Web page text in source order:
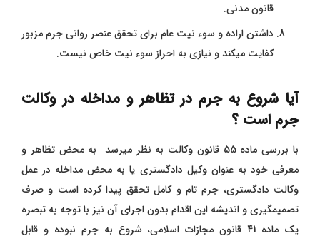
قانون مدنی.
داشتن اراده و سوء نیت عام برای تحقق عنصر روانی جرم مزبور
کفایت میکند و نیازی به احراز سوء نیت خاص نیست.
آیا شروع به جرم در تظاهر و مداخله در وکالت
جرم است ؟
با بررسی ماده 55 قانون وکالت به نظر میرسد به محض تظاهر و
معرفی خود به عنوان وکیل دادگستری یا به محض مداخله در عمل
وکالت دادگستری، جرم تام و کامل تحقق پیدا کرده است و صرف
تصمیمگیری و اندیشه این اقدام بدون اجرای آن نیز با توجه به تبصره
یک ماده 41 قانون مجازات اسلامی، شروع به جرم نبوده و قابل